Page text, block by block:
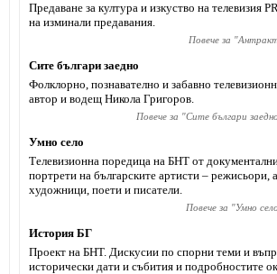
Предаване за култура и изкуство на телевизия
на изминали предавания.
Повече за "
Сите българи заедно
Фолклорно, познавателно и забавно
автор и водещ Никола Григоров.
Повече за "Сите българи заедно
Умно село
Телевизионна поредица на БНТ от
портрети на българските артисти – режисьори,
художници, поети и писатели.
Повече за "Умно село
История БГ
Проект на БНТ. Дискусии по спорни теми и
исторически дати и събития и подробностите